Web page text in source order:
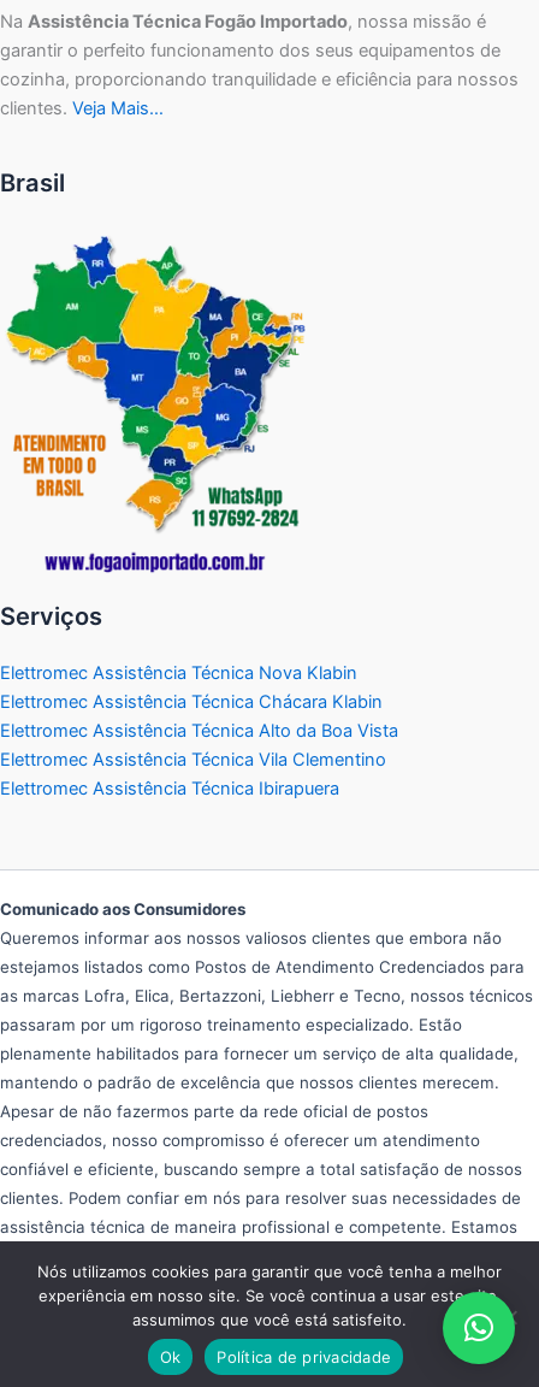
Na Assistência Técnica Fogão Importado, nossa missão é
garantir o perfeito funcionamento dos seus equipamentos de
cozinha, proporcionando tranquilidade e eficiência para nossos
clientes. Veja Mais…
Brasil
Serviços
Elettromec Assistência Técnica Nova Klabin
Elettromec Assistência Técnica Chácara Klabin
Elettromec Assistência Técnica Alto da Boa Vista
Elettromec Assistência Técnica Vila Clementino
Elettromec Assistência Técnica Ibirapuera
Comunicado aos Consumidores
Queremos informar aos nossos valiosos clientes que embora não
estejamos listados como Postos de Atendimento Credenciados para
as marcas Lofra, Elica, Bertazzoni, Liebherr e Tecno, nossos técnicos
passaram por um rigoroso treinamento especializado. Estão
plenamente habilitados para fornecer um serviço de alta qualidade,
mantendo o padrão de excelência que nossos clientes merecem.
Apesar de não fazermos parte da rede oficial de postos
credenciados, nosso compromisso é oferecer um atendimento
confiável e eficiente, buscando sempre a total satisfação de nossos
clientes. Podem confiar em nós para resolver suas necessidades de
assistência técnica de maneira profissional e competente. Estamos
forma possível, proporcionando tranquilidade e eficiência em seu dia
Copyright © 2026 Assistência Fogão Importado
Nós utilizamos cookies para garantir que você tenha a melhor
experiência em nosso site. Se você continua a usar este site,
assumimos que você está satisfeito.
Ok
Política de privacidade